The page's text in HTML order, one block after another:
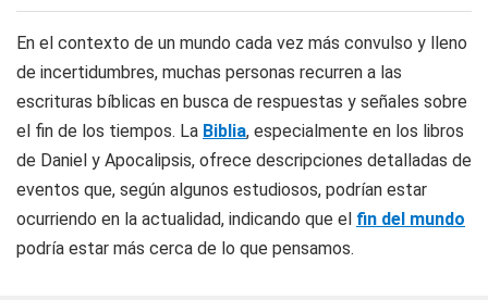
En el contexto de un mundo cada vez más convulso y lleno
de incertidumbres, muchas personas recurren a las
escrituras bíblicas en busca de respuestas y señales sobre
el fin de los tiempos. La Biblia, especialmente en los libros
de Daniel y Apocalipsis, ofrece descripciones detalladas de
eventos que, según algunos estudiosos, podrían estar
ocurriendo en la actualidad, indicando que el fin del mundo
podría estar más cerca de lo que pensamos.